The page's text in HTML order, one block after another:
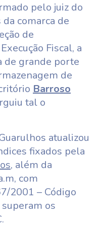
pelo juiz do
comarca de
de
Fiscal, a
de grande porte
de
Barroso
tal o
atualizou
fixados pela
, além da
com
2001 – Código
os